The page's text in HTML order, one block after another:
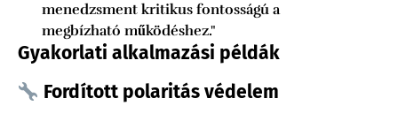
menedzsment kritikus fontosságú a
megbízható működéshez."
Gyakorlati alkalmazási példák
Fordított polaritás védelem